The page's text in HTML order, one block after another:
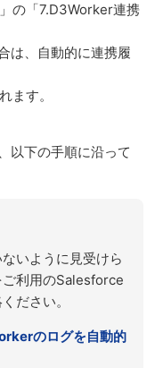
」の「7.D3Worker連携
は、自動的に連携履
ます。
以下の手順に沿って
いように見受けら
利用のSalesforce
ださい。
のログを自動的